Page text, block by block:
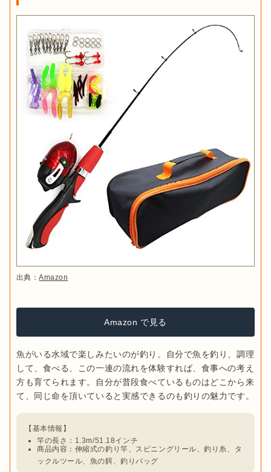
出典：Amazon
Amazon で見る
魚がいる水域で楽しみたいのが釣り。自分で魚を釣り、調理
して、食べる、この一連の流れを体験すれば、食事への考え
方も育てられます。自分が普段食べているものはどこから来
竿の長さ：1.3m/51.18インチ
商品内容：伸縮式の釣り竿、スピニングリール、釣り糸、タ
ックルツール、魚の餌、釣りバッグ